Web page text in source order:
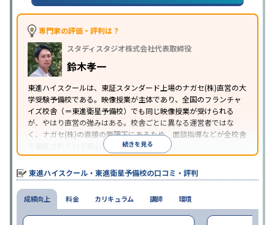
習のみの受講可
※2024年6月調査。大学受験塾・予備校のアンケート調査方法を参照
専門家の評価・評判は？
スタディスタジオ株式会社代表取締役
鈴木孝一
東進ハイスクールは、東証スタンダード上場のナガセ(株)直営の大
学受験予備校である。映像授業が主体であり、全国のフランチャ
イズ校舎（＝東進衛星予備校）でも同じ映像授業が受けられる
が、やはり直営の強みはある。校舎ごとに異なる運営者ではな
く、ナガセ(株)の直接の管理下にあるため、面談指導などが全校舎
で徹底されていて安心できる。
東進衛星予備校は、運営会社により指導方針や校舎のルールが異
なる。体験授業では、授業のみで判断するのではなく、担当者や
校舎雰囲気、校舎での合格実績などを確認すると良いだろう。
続きを見る
東進ハイスクール・東進衛星予備校の口コミ・評判
成績向上 料金 カリキュラム 講師 環境